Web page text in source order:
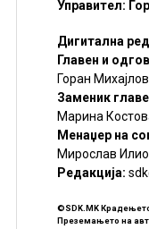
Управител:
Дигитална
Главен и
Горан
Заменик
Марина
Менаџер на
Мирослав
Редакцијa:
©SDK.MK Крадењето
Преземањето на